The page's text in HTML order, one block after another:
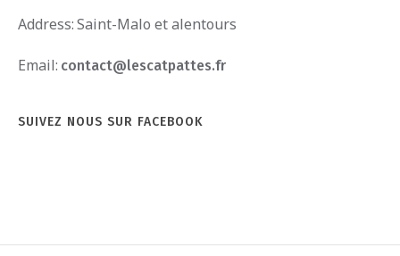
Address:Saint-Malo et alentours
Email: contact@lescatpattes.fr
SUIVEZ NOUS SUR FACEBOOK